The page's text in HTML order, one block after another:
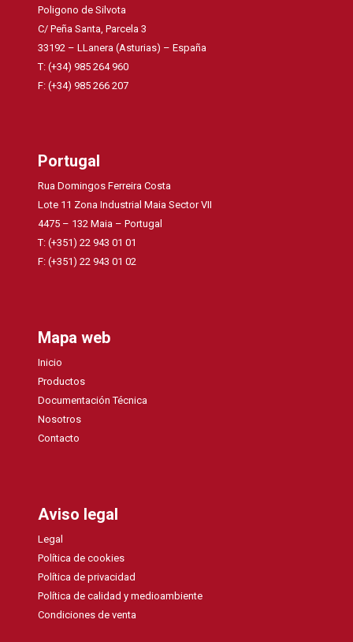
Poligono de Silvota
C/ Peña Santa, Parcela 3
33192 – LLanera (Asturias) – España
T: (+34) 985 264 960
F: (+34) 985 266 207
Portugal
Rua Domingos Ferreira Costa
Lote 11 Zona Industrial Maia Sector VII
4475 – 132 Maia – Portugal
T: (+351) 22 943 01 01
F: (+351) 22 943 01 02
Mapa web
Inicio
Productos
Documentación Técnica
Nosotros
Contacto
Aviso legal
Legal
Política de cookies
Política de privacidad
Política de calidad y medioambiente
Condiciones de venta